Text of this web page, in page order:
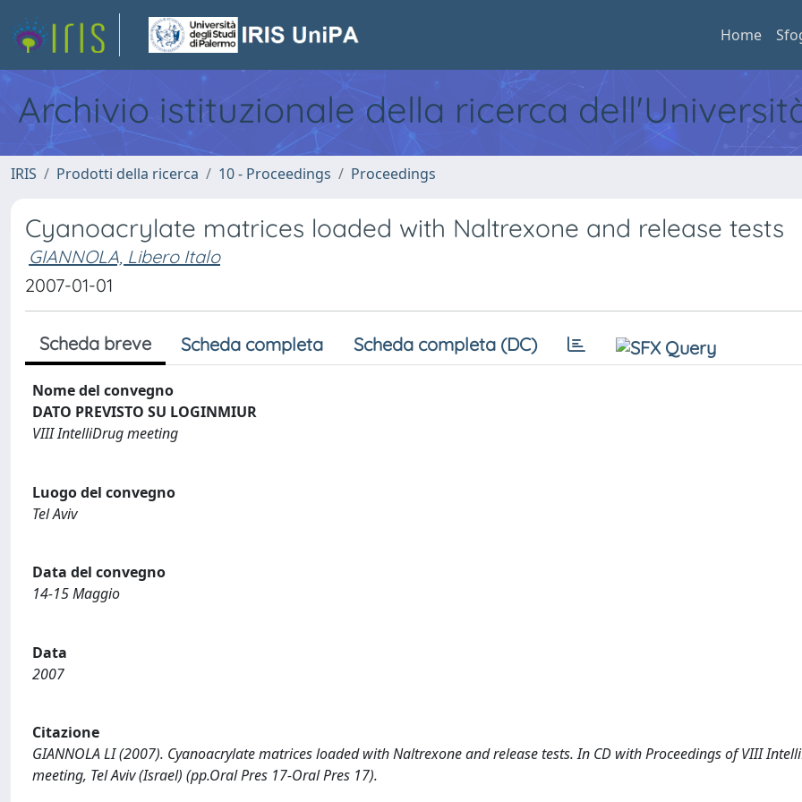
Home
Archivio istituzionale della ricerca
IRIS Prodotti della ricerca 10 - Proceedings Proceedings
Cyanoacrylate matrices loaded with Naltrexone and release tests
GIANNOLA, Libero Italo
2007-01-01
Scheda breve Scheda completa Scheda completa (DC)
Nome del convegno
DATO PREVISTO SU LOGINMIUR
VIII IntelliDrug meeting
Luogo del convegno
Tel Aviv
Data del convegno
14-15 Maggio
Data
2007
Citazione
GIANNOLA LI (2007). Cyanoacrylate matrices loaded with Naltrexone and release tests. In CD with Proceedings of VIII
meeting, Tel Aviv (Israel) (pp.Oral Pres 17-Oral Pres 17).